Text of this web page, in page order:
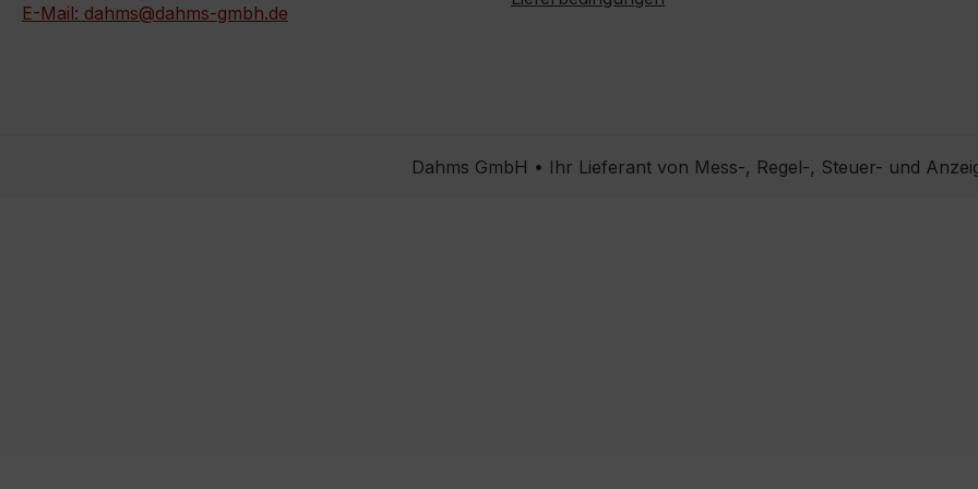
E-Mail: dahms@dahms-gmbh.de
Dahms GmbH • Ihr Lieferant von Mess-, Regel-, Steuer- und